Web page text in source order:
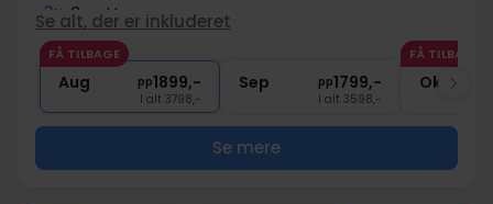
3x 3-retters menu
3x madpakke
3x Adgang til wellnessafdeling
Se alt, der er inkluderet
FÅ TILBAGE
Aug pp1899,-
I alt 3798,-
Sep pp1799,-
I alt 3598,-
FÅ TILBAGE
Okt
Se mere